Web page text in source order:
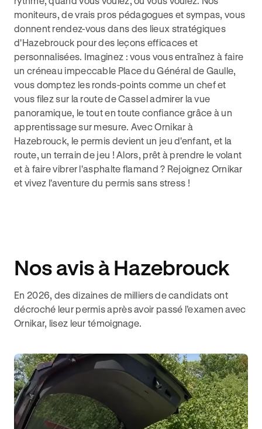
moniteurs, de vrais pros pédagogues et sympas, vous
donnent rendez-vous dans des lieux stratégiques
d'Hazebrouck pour des leçons efficaces et
personnalisées. Imaginez : vous vous entraînez à faire
un créneau impeccable Place du Général de Gaulle,
vous domptez les ronds-points comme un chef et
vous filez sur la route de Cassel admirer la vue
panoramique, le tout en toute confiance grâce à un
apprentissage sur mesure. Avec Ornikar à
Hazebrouck, le permis devient un jeu d'enfant, et la
route, un terrain de jeu ! Alors, prêt à prendre le volant
et à faire vibrer l'asphalte flamand ? Rejoignez Ornikar
et vivez l'aventure du permis sans stress !
Nos avis à Hazebrouck
En 2026, des dizaines de milliers de candidats ont
décroché leur permis après avoir passé l’examen avec
Ornikar, lisez leur témoignage.